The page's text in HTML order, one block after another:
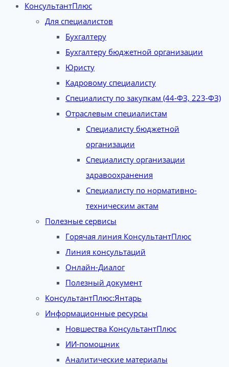
КонсультантПлюс
Для специалистов
Бухгалтеру
Бухгалтеру бюджетной организации
Юристу
Кадровому специалисту
Специалисту по закупкам (44-ФЗ, 223-ФЗ)
Отраслевым специалистам
Специалисту бюджетной
организации
Специалисту организации
здравоохранения
Специалисту по нормативно-
техническим актам
Полезные сервисы
Горячая линия КонсультантПлюс
Линия консультаций
Онлайн-Диалог
Полезный документ
КонсультантПлюс:Янтарь
Информационные ресурсы
Новшества КонсультантПлюс
ИИ-помощник
Аналитические материалы